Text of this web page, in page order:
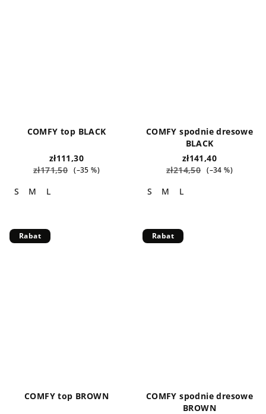
COMFY top BLACK
zł111,30
zł171,50 (–35 %)
S M L
COMFY spodnie dresowe
BLACK
zł141,40
zł214,50 (–34 %)
S M L
Rabat
COMFY top BROWN
Rabat
COMFY spodnie dresowe
BROWN